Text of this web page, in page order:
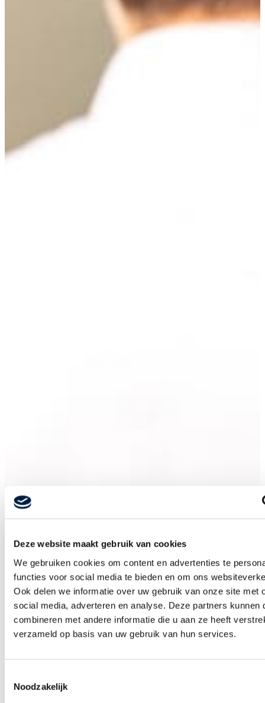
Deze website maakt gebruik van cookies
We gebruiken cookies om content en advertenties te
functies voor social media te bieden en om ons
Ook delen we informatie over uw gebruik van onze site met
social media, adverteren en analyse. Deze partners kunnen
combineren met andere informatie die u aan ze heeft
verzameld op basis van uw gebruik van hun services.
Noodzakelijk
digitalisering en groeien binnen Holl &